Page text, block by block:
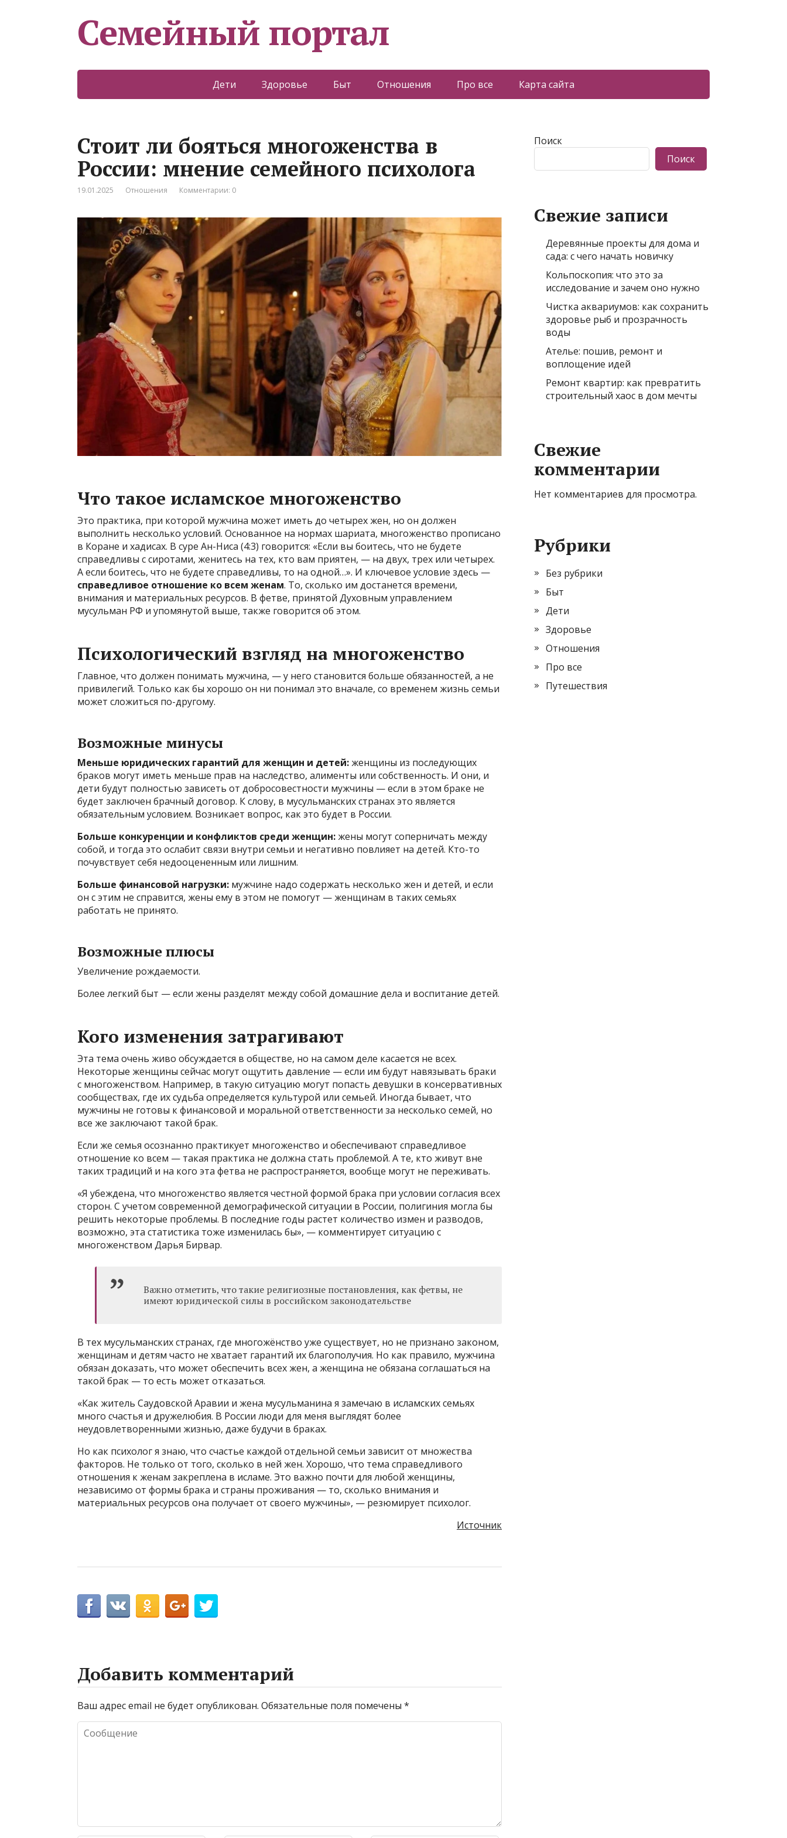
Семейный портал
Дети Здоровье Быт Отношения Про все Карта сайта
Стоит ли бояться многоженства в
России: мнение семейного психолога
19.01.2025 Отношения Комментарии: 0
Что такое исламское многоженство
Это практика, при которой мужчина может иметь до четырех жен, но он должен
выполнить несколько условий. Основанное на нормах шариата, многоженство прописано
в Коране и хадисах. В суре Ан-Ниса (4:3) говорится: «Если вы боитесь, что не будете
справедливы с сиротами, женитесь на тех, кто вам приятен, — на двух, трех или четырех.
А если боитесь, что не будете справедливы, то на одной…». И ключевое условие здесь —
справедливое отношение ко всем женам. То, сколько им достанется времени,
внимания и материальных ресурсов. В фетве, принятой Духовным управлением
мусульман РФ и упомянутой выше, также говорится об этом.
Психологический взгляд на многоженство
Главное, что должен понимать мужчина, — у него становится больше обязанностей, а не
привилегий. Только как бы хорошо он ни понимал это вначале, со временем жизнь семьи
может сложиться по-другому.
Возможные минусы
Меньше юридических гарантий для женщин и детей:женщины из последующих
браков могут иметь меньше прав на наследство, алименты или собственность. И они, и
дети будут полностью зависеть от добросовестности мужчины — если в этом браке не
будет заключен брачный договор. К слову, в мусульманских странах это является
обязательным условием. Возникает вопрос, как это будет в России.
Больше конкуренции и конфликтов среди женщин:жены могут соперничать между
собой, и тогда это ослабит связи внутри семьи и негативно повлияет на детей. Кто-то
почувствует себя недооцененным или лишним.
Больше финансовой нагрузки: мужчине надо содержать несколько жен и детей, и если
он с этим не справится, жены ему в этом не помогут — женщинам в таких семьях
работать не принято.
Возможные плюсы
Увеличение рождаемости.
Более легкий быт — если жены разделят между собой домашние дела и воспитание детей.
Кого изменения затрагивают
Эта тема очень живо обсуждается в обществе, но на самом деле касается не всех.
Некоторые женщины сейчас могут ощутить давление — если им будут навязывать браки
с многоженством. Например, в такую ситуацию могут попасть девушки в консервативных
сообществах, где их судьба определяется культурой или семьей. Иногда бывает, что
мужчины не готовы к финансовой и моральной ответственности за несколько семей, но
все же заключают такой брак.
Если же семья осознанно практикует многоженство и обеспечивают справедливое
отношение ко всем — такая практика не должна стать проблемой. А те, кто живут вне
таких традиций и на кого эта фетва не распространяется, вообще могут не переживать.
«Я убеждена, что многоженство является честной формой брака при условии согласия всех
сторон. С учетом современной демографической ситуации в России, полигиния могла бы
решить некоторые проблемы. В последние годы растет количество измен и разводов,
возможно, эта статистика тоже изменилась бы», — комментирует ситуацию с
многоженством Дарья Бирвар.
Важно отметить, что такие религиозные постановления, как фетвы, не
имеют юридической силы в российском законодательстве
В тех мусульманских странах, где многожёнство уже существует, но не признано законом,
женщинам и детям часто не хватает гарантий их благополучия. Но как правило, мужчина
обязан доказать, что может обеспечить всех жен, а женщина не обязана соглашаться на
такой брак — то есть может отказаться.
«Как житель Саудовской Аравии и жена мусульманина я замечаю в исламских семьях
много счастья и дружелюбия. В России люди для меня выглядят более
неудовлетворенными жизнью, даже будучи в браках.
Но как психолог я знаю, что счастье каждой отдельной семьи зависит от множества
факторов. Не только от того, сколько в ней жен. Хорошо, что тема справедливого
отношения к женам закреплена в исламе. Это важно почти для любой женщины,
независимо от формы брака и страны проживания — то, сколько внимания и
материальных ресурсов она получает от своего мужчины», — резюмирует психолог.
Источник
Добавить комментарий
Ваш адрес email не будет опубликован. Обязательные поля помечены *
Поиск
Поиск
Свежие записи
Деревянные проекты для дома и
сада: с чего начать новичку
Кольпоскопия: что это за
исследование и зачем оно нужно
Чистка аквариумов: как сохранить
здоровье рыб и прозрачность
воды
Ателье: пошив, ремонт и
воплощение идей
Ремонт квартир: как превратить
строительный хаос в дом мечты
Свежие
комментарии
Нет комментариев для просмотра.
Рубрики
Без рубрики
Быт
Дети
Здоровье
Отношения
Про все
Путешествия